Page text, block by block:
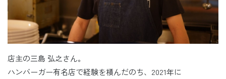
店主の三島 弘之さん。
ハンバーガー有名店で経験を積んだのち、2021年に